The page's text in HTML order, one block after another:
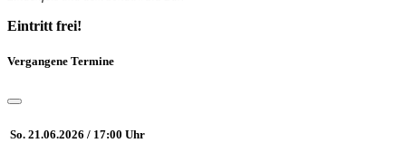
Eintritt frei!
Vergangene Termine
So. 21.06.2026 / 17:00 Uhr